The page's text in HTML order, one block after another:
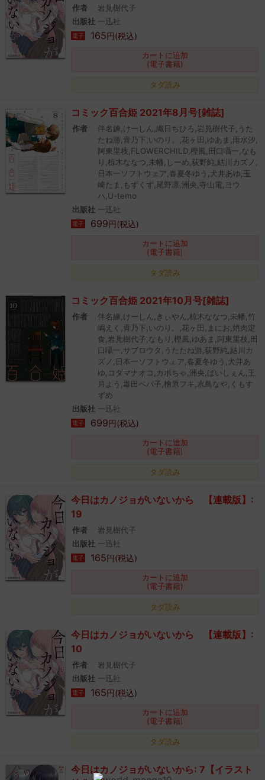
作者
岩見樹代子
出版社
一迅社
電子 165円(税込)
カートに追加
(電子書籍)
タダ読み
コミック百合姫 2021年8月号[雑誌]
作者
伴名練,けーしん,織日ちひろ,岩見樹代子,うた
たね游,青乃下,いのり。,花ヶ田,ゆあま,雨水汐,
阿東里枝,FLOWERCHILD,樫風,田口囁一,なも
り,椋木ななつ,未幡,しーめ,荻野純,結川カズノ,
日本一ソフトウェア,春夏冬ゆう,犬井あゆ,玉
崎たま,もずくず,尾野凛,洲央,寺山電,ヨウ
ハ,U-temo
出版社
一迅社
電子 699円(税込)
カートに追加
(電子書籍)
タダ読み
コミック百合姫 2021年10月号[雑誌]
作者
伴名練,けーしん,きぃやん,椋木ななつ,未幡,竹
嶋えく,青乃下,いのり。,花ヶ田,まにお,焼肉定
食,岩見樹代子,なもり,樫風,ゆあま,阿東里枝,田
口囁一,サブロウタ,うたたね游,荻野純,結川カ
ズノ,日本一ソフトウェア,春夏冬ゆう,犬井あ
ゆ,コダマナオコ,カボちゃ,洲央,ぱいしぇん,王
月よう,毒田ペパ子,檜原フキ,水鳥なや,くもす
ずめ
出版社
一迅社
電子 699円(税込)
カートに追加
(電子書籍)
タダ読み
今日はカノジョがいないから 【連載版】:
19
作者
岩見樹代子
出版社
一迅社
電子 165円(税込)
カートに追加
(電子書籍)
タダ読み
今日はカノジョがいないから 【連載版】:
10
作者
岩見樹代子
出版社
一迅社
電子 165円(税込)
カートに追加
(電子書籍)
タダ読み
今日はカノジョがいないから: 7【イラスト